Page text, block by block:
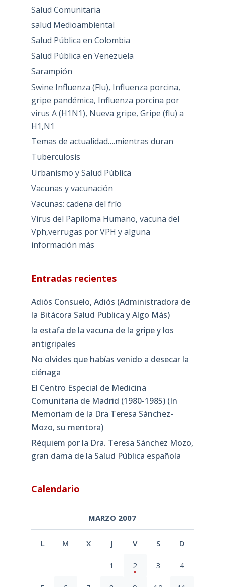
Salud Comunitaria
salud Medioambiental
Salud Pública en Colombia
Salud Pública en Venezuela
Sarampión
Swine Influenza (Flu), Influenza porcina,
gripe pandémica, Influenza porcina por
virus A (H1N1), Nueva gripe, Gripe (flu) a
H1,N1
Temas de actualidad….mientras duran
Tuberculosis
Urbanismo y Salud Pública
Vacunas y vacunación
Vacunas: cadena del frío
Virus del Papiloma Humano, vacuna del
Vph,verrugas por VPH y alguna
información más
Entradas recientes
Adiós Consuelo, Adiós (Administradora de
la Bitácora Salud Publica y Algo Más)
la estafa de la vacuna de la gripe y los
antigripales
No olvides que habías venido a desecar la
ciénaga
El Centro Especial de Medicina
Comunitaria de Madrid (1980-1985) (In
Memoriam de la Dra Teresa Sánchez-
Mozo, su mentora)
Réquiem por la Dra. Teresa Sánchez Mozo,
gran dama de la Salud Pública española
Calendario
MARZO 2007
L M X J V S D
1 2 3 4